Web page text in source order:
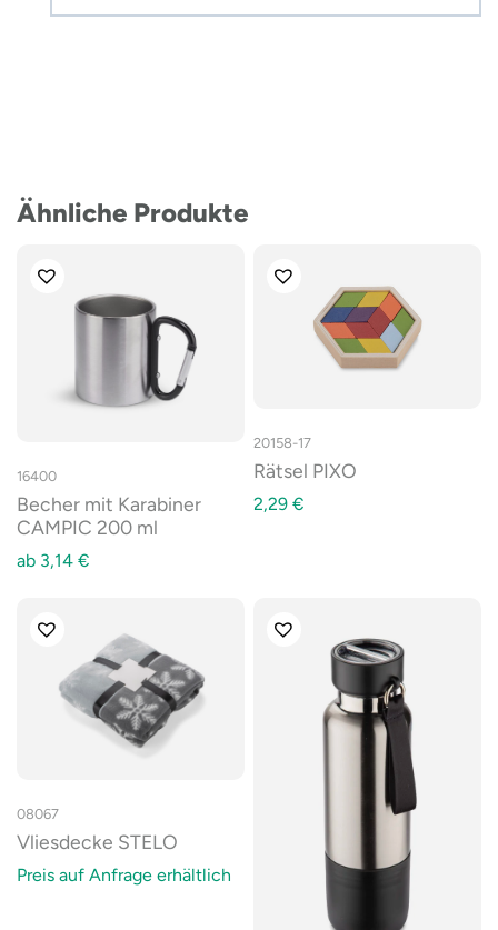
Ähnliche Produkte
16400
Becher mit Karabiner
CAMPIC 200 ml
ab 3,14 €
20158-17
Rätsel PIXO
2,29 €
08067
Vliesdecke STELO
Preis auf Anfrage erhältlich